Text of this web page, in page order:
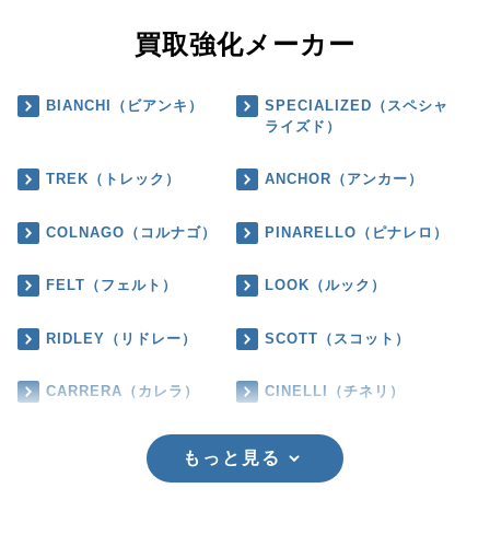
買取強化メーカー
BIANCHI（ビアンキ）
SPECIALIZED（スペシャ
ライズド）
TREK（トレック） ANCHOR（アンカー）
COLNAGO（コルナゴ） PINARELLO（ピナレロ）
FELT（フェルト） LOOK（ルック）
RIDLEY（リドレー） SCOTT（スコット）
CARRERA（カレラ） CINELLI（チネリ）
もっと見る